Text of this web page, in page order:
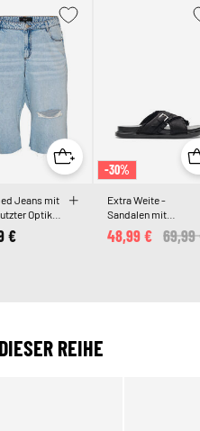
Jeans mit
Optik
Kanten
€
-30%
Extra Weite -
Sandalen mit
überkreuzten
Riemen und
Price
69,99
48,99 €
REIHE